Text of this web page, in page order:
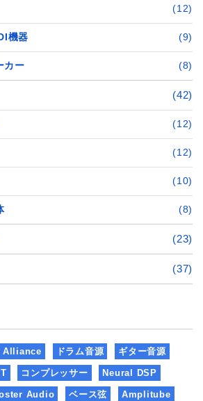
(12)
機器 (9)
カー (8)
(42)
(12)
(12)
(10)
(8)
(23)
(37)
Alliance ドラム音源 ギター音源
コンプレッサー Neural DSP
Audio ベース弦 Amplitube